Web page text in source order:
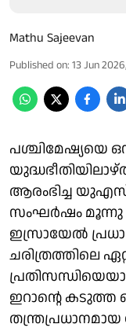
Mathu Sajeevan
Published on: 13 Jun
പശ്ചിമേഷ്യയെ
ആരംഭിച്ച
സംഘർഷം മൂന്നു
ഇസ്രായേൽ
ചരിത്രത്തിലെ
ഇറാന്റെ